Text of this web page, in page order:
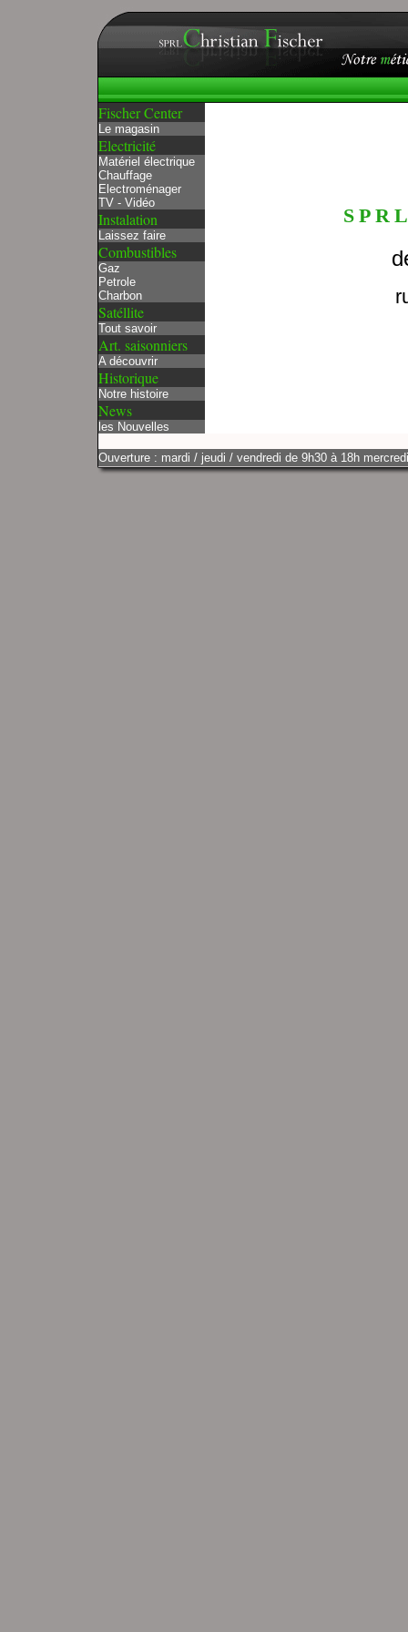
Fischer Center
Le magasin
Electricité
Matériel électrique
Chauffage
Electroménager
TV - Vidéo
Instalation
Laissez faire
Combustibles
Gaz
Petrole
Charbon
Satéllite
Tout savoir
Art. saisonniers
A découvrir
Historique
Notre histoire
News
les Nouvelles
Ouverture : mardi / jeudi / vendredi de 9h30 à 18h